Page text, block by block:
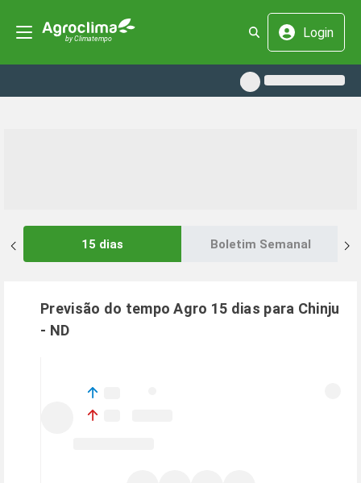
Login
15 dias Boletim Semanal
Previsão do tempo Agro 15 dias para Chinju
- ND